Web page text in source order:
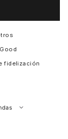
fidelización